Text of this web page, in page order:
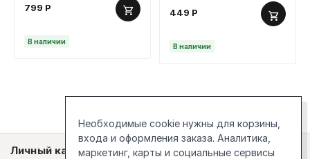
799 Р
В наличии
449 Р
В наличии
Личный кабинет
Необходимые cookie нужны для корзины,
входа и оформления заказа. Аналитика,
маркетинг, карты и социальные сервисы